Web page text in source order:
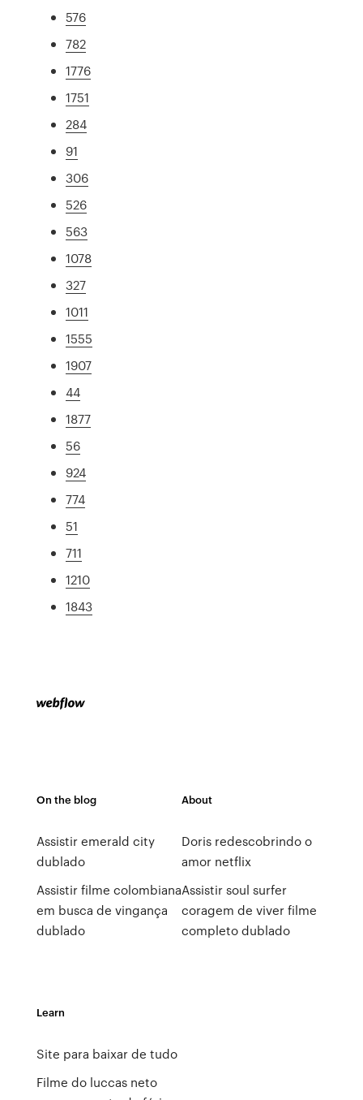
576
782
1776
1751
284
91
306
526
563
1078
327
1011
1555
1907
44
1877
56
924
774
51
711
1210
1843
On the blog
Assistir emerald city
dublado
Assistir filme colombiana
em busca de vingança
dublado
About
Doris redescobrindo o
amor netflix
Assistir soul surfer
coragem de viver filme
completo dublado
Learn
Site para baixar de tudo
Filme do luccas neto